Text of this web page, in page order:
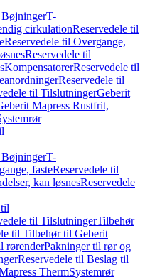
BøjningerT-
cirkulationReservedele til
Reservedele til Overgange,
Reservedele til
KompensatorerReservedele til
Reservedele til
til TilslutningerGeberit
Mapress Rustfrit,
BøjningerT-
fasteReservedele til
kan løsnesReservedele
til TilslutningerTilbehør
til Tilbehør til Geberit
rørenderPakninger til rør og
Reservedele til Beslag til
ThermSystemrør